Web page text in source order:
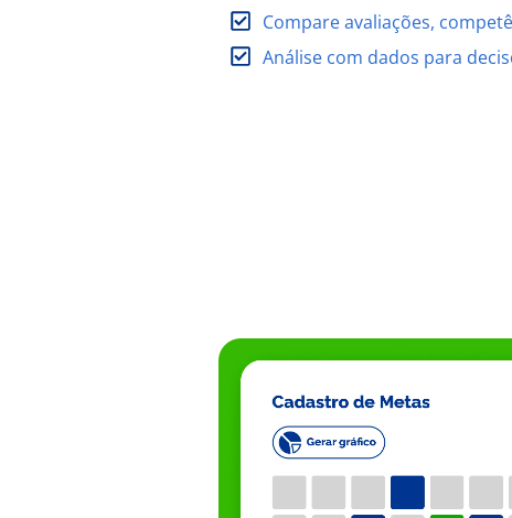
Compare avaliações,
Análise com dados para